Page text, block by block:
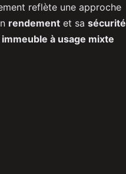
reflète une approche
rendement et sa sécurité
immeuble à usage mixte